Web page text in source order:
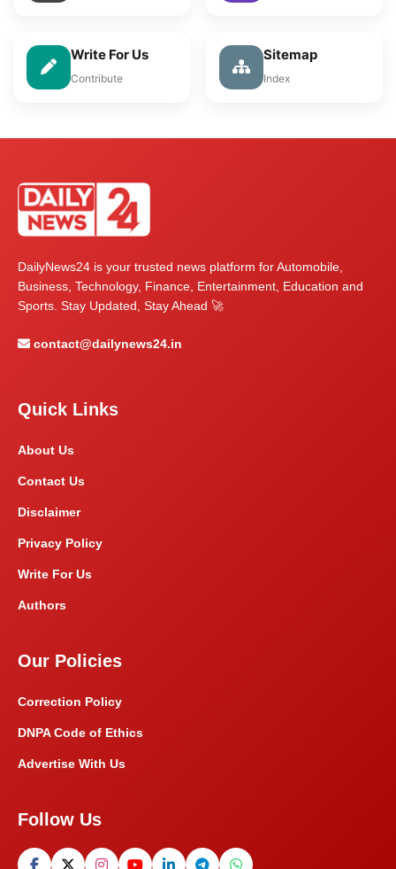
Write For Us
Contribute
Sitemap
Index
DailyNews24 is your trusted news platform for Automobile,
Business, Technology, Finance, Entertainment, Education and
Sports. Stay Updated, Stay Ahead 🚀
contact@dailynews24.in
Quick Links
About Us
Contact Us
Disclaimer
Privacy Policy
Write For Us
Authors
Our Policies
Correction Policy
DNPA Code of Ethics
Advertise With Us
Follow Us